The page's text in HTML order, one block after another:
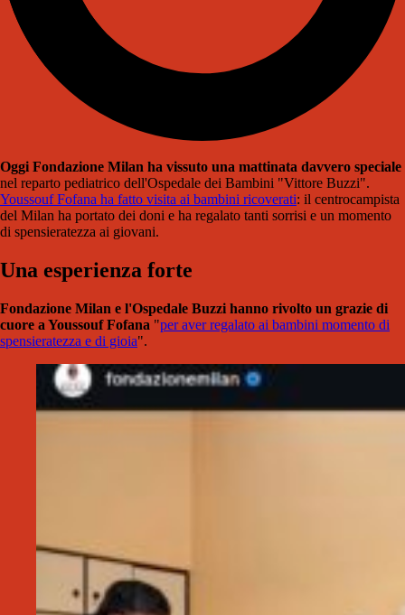
Oggi Fondazione Milan ha vissuto una mattinata davvero speciale
nel reparto pediatrico dell'Ospedale dei Bambini "Vittore Buzzi".
Youssouf Fofana ha fatto visita ai bambini ricoverati: il centrocampista
del Milan ha portato dei doni e ha regalato tanti sorrisi e un momento
di spensieratezza ai giovani.
Una esperienza forte
Fondazione Milan e l'Ospedale Buzzi hanno rivolto un grazie di
cuore a Youssouf Fofana "per aver regalato ai bambini momento di
spensieratezza e di gioia".